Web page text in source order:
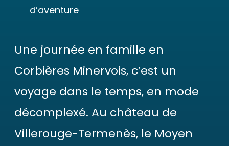
d’aventure
Une journée en famille en
Corbières Minervois, c’est un
voyage dans le temps, en mode
décomplexé. Au château de
Villerouge-Termenès, le Moyen